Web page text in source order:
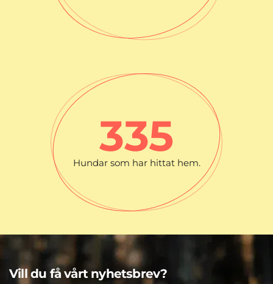
Hundar som har hittat hem.
335
Vill du få vårt nyhetsbrev?